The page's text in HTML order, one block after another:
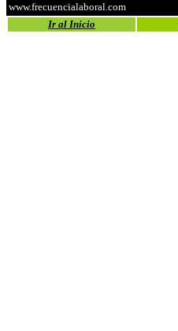
www.frecuencialaboral.com
Ir al Inicio